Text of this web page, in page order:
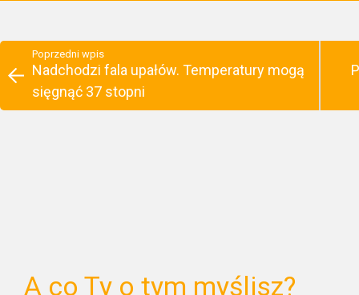
Poprzedni wpis
Nadchodzi fala upałów. Temperatury mogą
sięgnąć 37 stopni
A co Ty o tym myślisz?